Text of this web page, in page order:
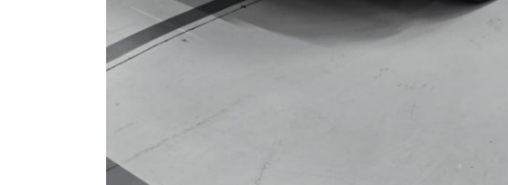
Air Bag Duplo
Alarme
Câmera De Ré
Direção Assistida